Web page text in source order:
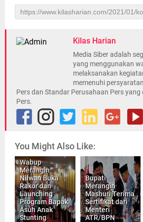
Kilas Harian
Media Siber adalah
yang menggunakan
melaksanakan
memenuhi
Pers dan Standar Perusahaan Pers
Pers.
You Might Also Like:
Wabup
Merangin
Nilwan Buka
Rakor dan
Launching
Program Bapak
Asuh Anak
Stunting
Bupati
Merangin
Mashuri Terima
Sertifikat dari
Menteri
ATR/BPN